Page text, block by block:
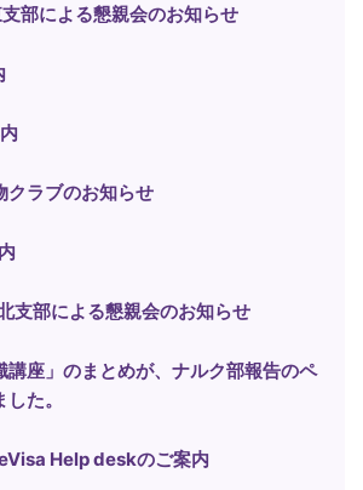
部による懇親会のお知らせ
ラブのお知らせ
支部による懇親会のお知らせ
講座」のまとめが、ナルク部報告のペ
た。
Help deskのご案内